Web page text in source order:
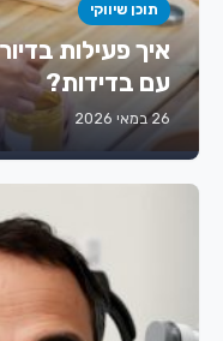
תוכן שיווקי
איך פעילות
עם בדידות?
26 במאי 2026